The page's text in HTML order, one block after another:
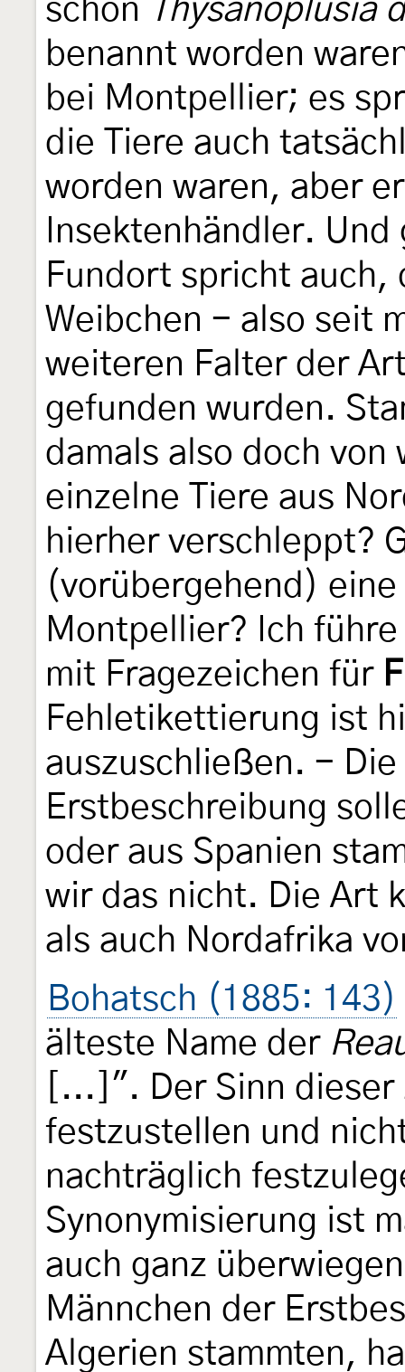
schon Thysanoplusia
benannt worden
bei Montpellier; es
die Tiere auch
worden waren, aber
Insektenhändler.
Fundort spricht auch,
Weibchen - also seit
weiteren Falter der
gefunden wurden.
damals also doch von
einzelne Tiere aus
hierher verschleppt?
(vorübergehend)
Montpellier? Ich
mit Fragezeichen für
Fehletikettierung ist
auszuschließen. -
Erstbeschreibung
oder aus Spanien
wir das nicht. Die Art
als auch Nordafrika
Bohatsch (1885: 143)
älteste Name der
[...]". Der Sinn
festzustellen und
nachträglich
Synonymisierung ist
auch ganz
Männchen der
Algerien stammten,